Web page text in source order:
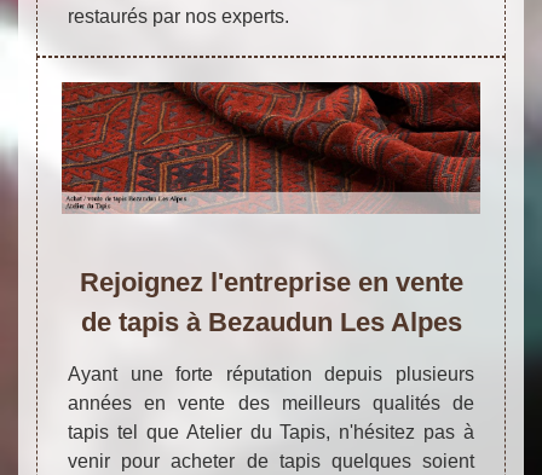
restaurés par nos experts.
Rejoignez l'entreprise en vente
de tapis à Bezaudun Les Alpes
Ayant une forte réputation depuis plusieurs
années en vente des meilleurs qualités de
tapis tel que Atelier du Tapis, n'hésitez pas à
venir pour acheter de tapis quelques soient